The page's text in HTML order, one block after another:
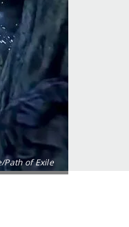
Path of Exile